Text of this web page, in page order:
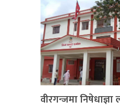
वीरगन्जमा